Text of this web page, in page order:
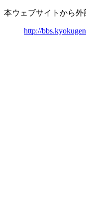
本ウェブサイトから外
http://